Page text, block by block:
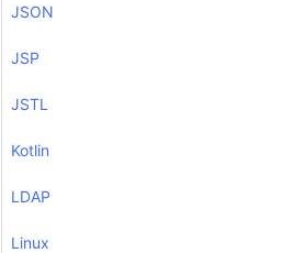
JSON
JSP
JSTL
Kotlin
LDAP
Linux